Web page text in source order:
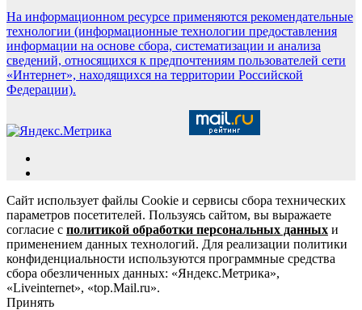
На информационном ресурсе применяются рекомендательные
технологии (информационные технологии предоставления
информации на основе сбора, систематизации и анализа
сведений, относящихся к предпочтениям пользователей сети
«Интернет», находящихся на территории Российской
Федерации).
Сайт использует файлы Cookie и сервисы сбора технических
параметров посетителей. Пользуясь сайтом, вы выражаете
согласие с политикой обработки персональных данных и
применением данных технологий. Для реализации политики
конфиденциальности используются программные средства
сбора обезличенных данных: «Яндекс.Метрика»,
«Liveinternet», «top.Mail.ru».
Принять